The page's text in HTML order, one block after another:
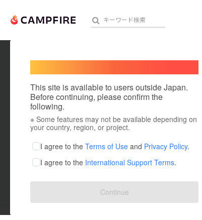
人気のプロジェクト
アート・写真
テクノロジー・ガジェット
映像・映画
ビジネス・起業
まちづくり・地域活性化
This site is available to users outside Japan.
Before continuing, please confirm the
following.
※ Some features may not be available depending on
your country, region, or project.
I agree to the Terms of Use and Privacy Policy.
I agree to the International Support Terms.
Continue
に
これ
出身国：
はじめ
の良い
プロジェクト